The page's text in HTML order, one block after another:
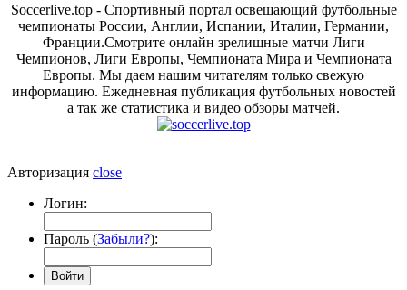
Soccerlive.top - Спортивный портал освещающий футбольные
чемпионаты России, Англии, Испании, Италии, Германии,
Франции.Смотрите онлайн зрелищные матчи Лиги
Чемпионов, Лиги Европы, Чемпионата Мира и Чемпионата
Европы. Мы даем нашим читателям только свежую
информацию. Ежедневная публикация футбольных новостей
а так же статистика и видео обзоры матчей.
Авторизация close
Логин:
Пароль (Забыли?):
Войти